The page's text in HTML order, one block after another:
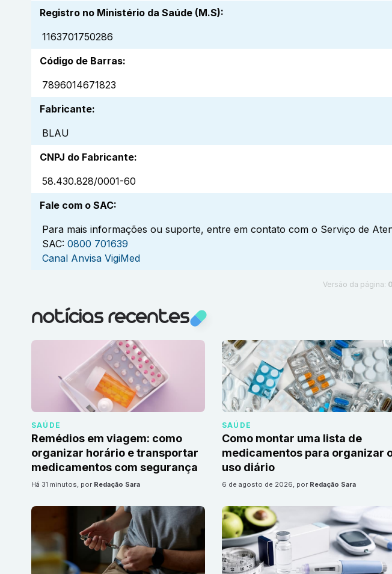
Registro no Ministério da Saúde (M.S):
1163701750286
Código de Barras:
7896014671823
Fabricante:
BLAU
CNPJ do Fabricante:
58.430.828/0001-60
Fale com o SAC:
Para mais informações ou suporte, entre em contato com o Serviço de
SAC: 0800 701639
Canal Anvisa VigiMed
Versão da página:
notícias recentes
SAÚDE
Remédios em viagem: como
organizar horário e transportar
medicamentos com segurança
há 31 minutos, por Redação Sara
SAÚDE
Como montar uma lista de
medicamentos para organizar
uso diário
6 de agosto de 2026, por Redação Sara